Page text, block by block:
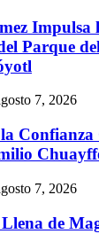
Impulsa
Parque
7, 2026
7, 2026
Llena de